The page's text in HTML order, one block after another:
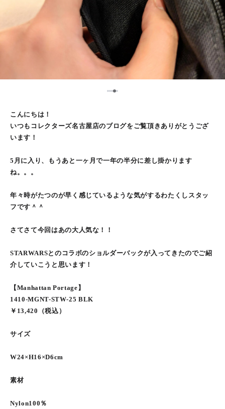
1234
こんにちは！
いつもコレクターズ名古屋店のブログをご覧頂きありがとうござ
います！
5月に入り、もうあと一ヶ月で一年の半分に差し掛かります
ね。。。
年々時がたつのが早く感じているような気がするわたくしスタッ
フです＾＾
さてさて今回はあの大人気な！！
STARWARSとのコラボのショルダーバックが入ってきたのでご紹
介していこうと思います！
【Manhattan Portage】
1410-MGNT-STW-25 BLK
￥13,420（税込）
サイズ
W24×H16×D6cm
素材
Nylon100％